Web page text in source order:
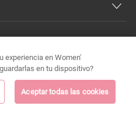
reservados 2026 ©
experiencia en Women'
en tu dispositivo?
Aceptar todas las cookies